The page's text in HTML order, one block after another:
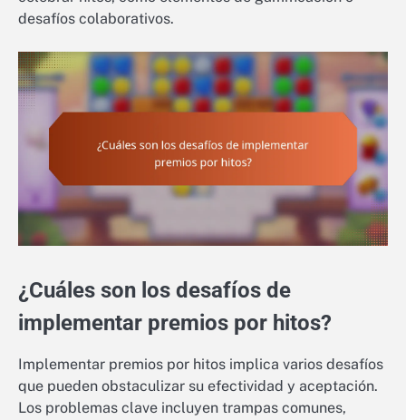
desafíos colaborativos.
¿Cuáles son los desafíos de
implementar premios por hitos?
Implementar premios por hitos implica varios desafíos
que pueden obstaculizar su efectividad y aceptación.
Los problemas clave incluyen trampas comunes,